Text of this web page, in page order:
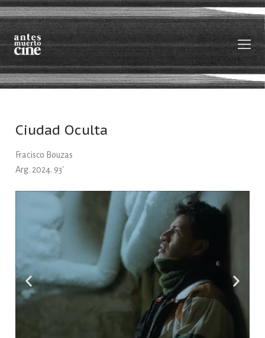
Sobre nosotrxs
Películas
En desarrollo
Otros mapas_Videolibrería
Contacto
{Eng}
Ciudad Oculta
Fracisco Bouzas
Arg. 2024. 93′